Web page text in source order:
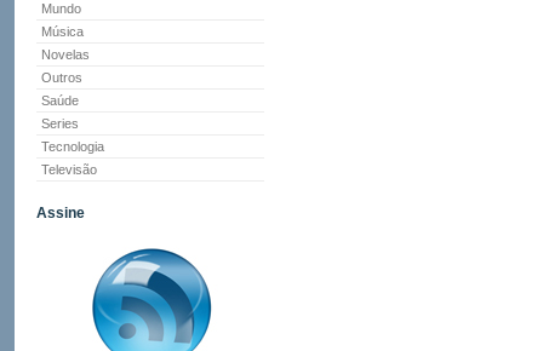
Mundo
Música
Novelas
Outros
Saúde
Series
Tecnologia
Televisão
Assine